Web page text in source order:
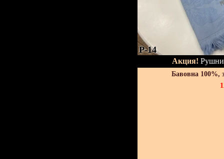
P-14
Акция!
Бавовна 100%,